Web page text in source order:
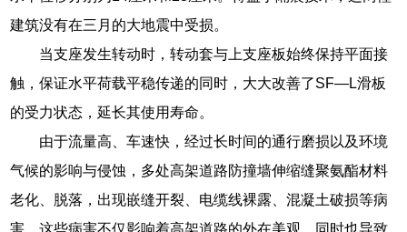
建筑没有在三月的大地震中受损。
当支座发生转动时，转动套与上支座板始终保持平面接
触，保证水平荷载平稳传递的同时，大大改善了SF—L滑板
的受力状态，延长其使用寿命。
由于流量高、车速快，经过长时间的通行磨损以及环境
气候的影响与侵蚀，多处高架道路防撞墙伸缩缝聚氨酯材料
老化、脱落，出现嵌缝开裂、电缆线裸露、混凝土破损等病
害，这些病害不仅影响着高架道路的外在美观，同时也导致